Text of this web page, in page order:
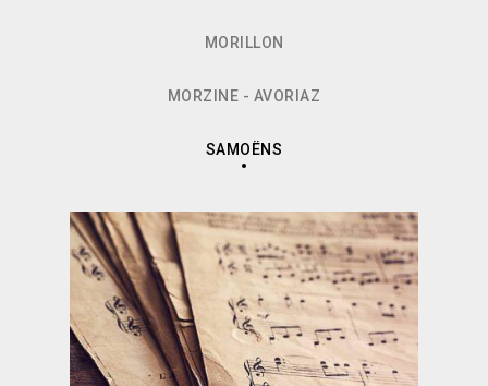
MORILLON
MORZINE - AVORIAZ
SAMOËNS